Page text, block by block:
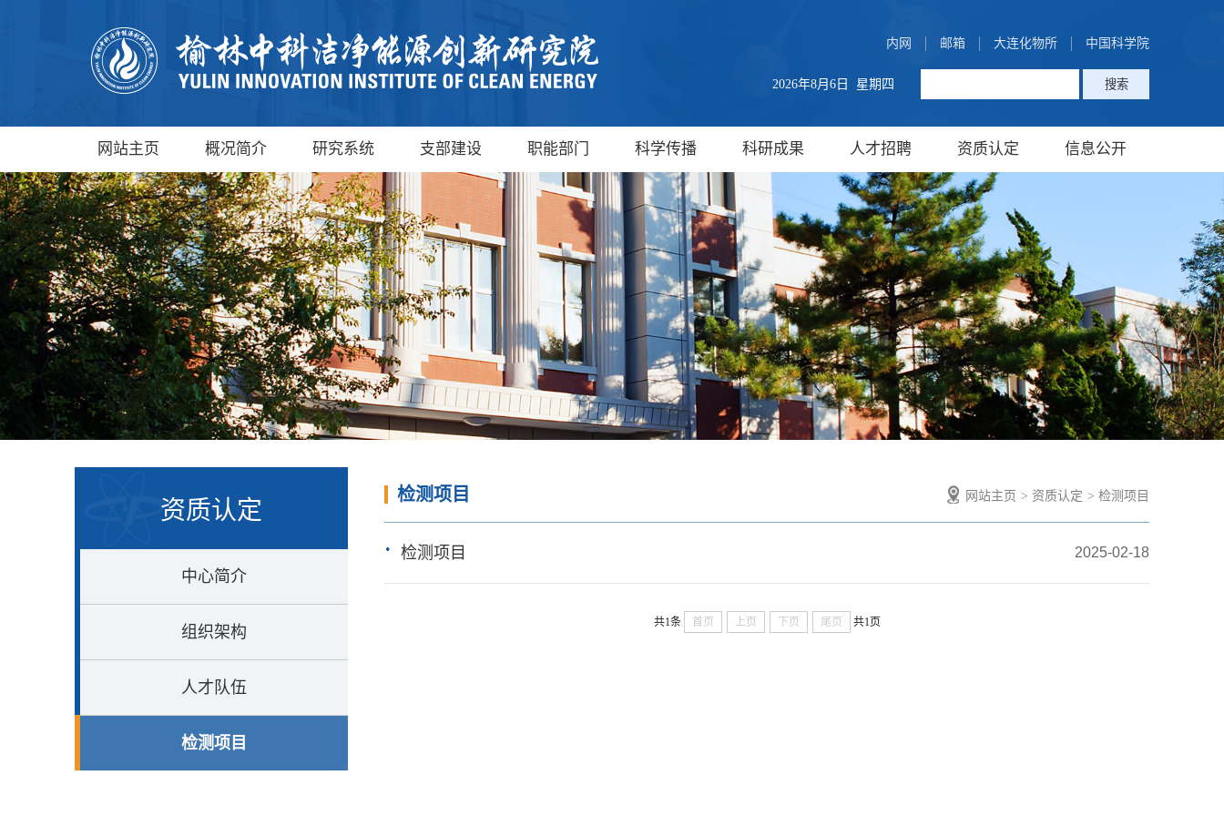
内网 邮箱 大连化物所 中国科学院
2026年8月6日 星期四
网站主页 概况简介 研究系统 支部建设 职能部门 科学传播 科研成果 人才招聘 资质认定 信息公开
资质认定
中心简介
组织架构
人才队伍
检测项目
检测项目 网站主页 资质认定 检测项目
2025-02-18
检测项目
共1条 首页 上页 下页 尾页 共1页